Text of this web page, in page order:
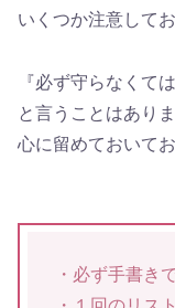
いくつか注意して
『必ず守らなくて
と言うことはあり
心に留めておいて
・必ず手書き